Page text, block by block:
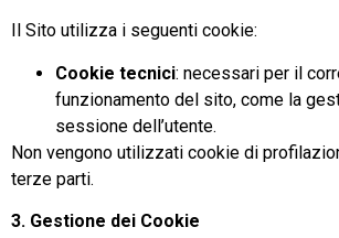
Il Sito utilizza i seguenti cookie:
Cookie tecnici: necessari per il
funzionamento del sito, come la
sessione dell’utente.
Non vengono utilizzati cookie di
terze parti.
3. Gestione dei Cookie